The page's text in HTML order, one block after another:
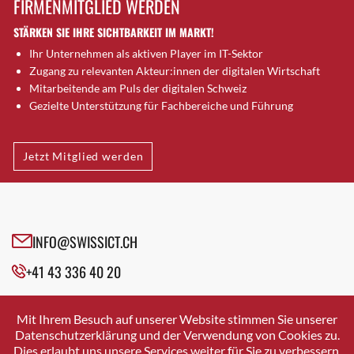
Brütten
Bubendorf
Bubikon
Buchs (SG)
Burgdorf
Bülach
Cazis
Cham
Davos Platz
Davos Platz 1
Dietikon
Dietlikon
FIRMENMITGLIED WERDEN
STÄRKEN SIE IHRE SICHTBARKEIT IM MARKT!
Ihr Unternehmen als aktiven Player im IT-Sektor
Zugang zu relevanten Akteur:innen der digitalen Wirtschaft
Mitarbeitende am Puls der digitalen Schweiz
Gezielte Unterstützung für Fachbereiche und Führung
Jetzt Mitglied werden
INFO@SWISSICT.CH
+41 43 336 40 20
SWISSICT
VULKANSTRASSE 120
8048 ZURICH
Mit Ihrem Besuch auf unserer Website stimmen Sie unserer
Datenschutzerklärung und der Verwendung von Cookies zu.
Dies erlaubt uns unsere Services weiter für Sie zu verbessern.